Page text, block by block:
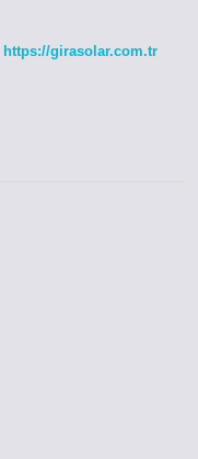
https://girasolar.com.tr